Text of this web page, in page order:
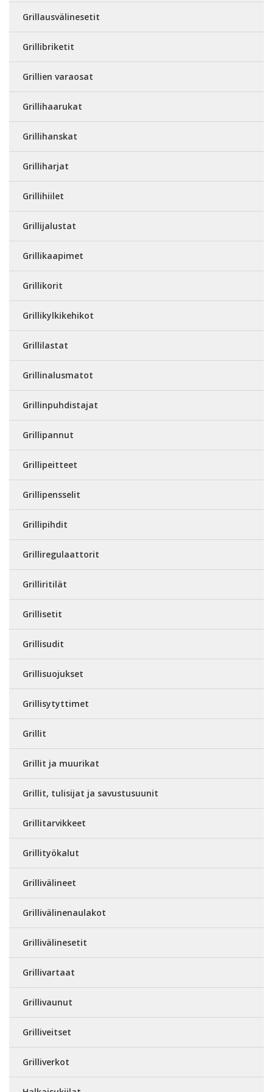
Grillausvälinesetit
Grillibriketit
Grillien varaosat
Grillihaarukat
Grillihanskat
Grilliharjat
Grillihiilet
Grillijalustat
Grillikaapimet
Grillikorit
Grillikylkikehikot
Grillilastat
Grillinalusmatot
Grillinpuhdistajat
Grillipannut
Grillipeitteet
Grillipensselit
Grillipihdit
Grilliregulaattorit
Grilliritilät
Grillisetit
Grillisudit
Grillisuojukset
Grillisytyttimet
Grillit
Grillit ja muurikat
Grillit, tulisijat ja savustusuunit
Grillitarvikkeet
Grillityökalut
Grillivälineet
Grillivälinenaulakot
Grillivälinesetit
Grillivartaat
Grillivaunut
Grilliveitset
Grilliverkot